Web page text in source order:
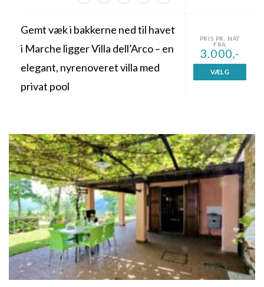
Gemt væk i bakkerne ned til havet
i Marche ligger Villa dell’Arco – en
elegant, nyrenoveret villa med
privat pool
PRIS PR. NAT
FRA
3.000,-
VÆLG